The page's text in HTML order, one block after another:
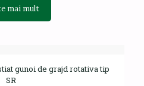
mai mult
gunoi de grajd rotativa tip
SR